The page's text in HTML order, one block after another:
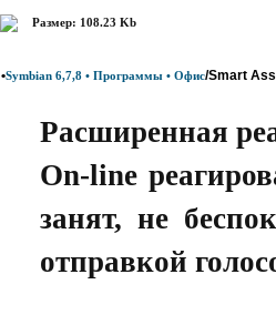
Размер: 108.23 Kb
•Symbian 6,7,8 • Программы • Офис/Smart
Расширенная
On-line
занят, не
отправкой